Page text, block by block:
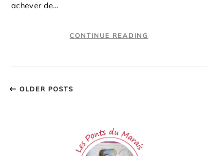
achever de…
CONTINUE READING
OLDER POSTS